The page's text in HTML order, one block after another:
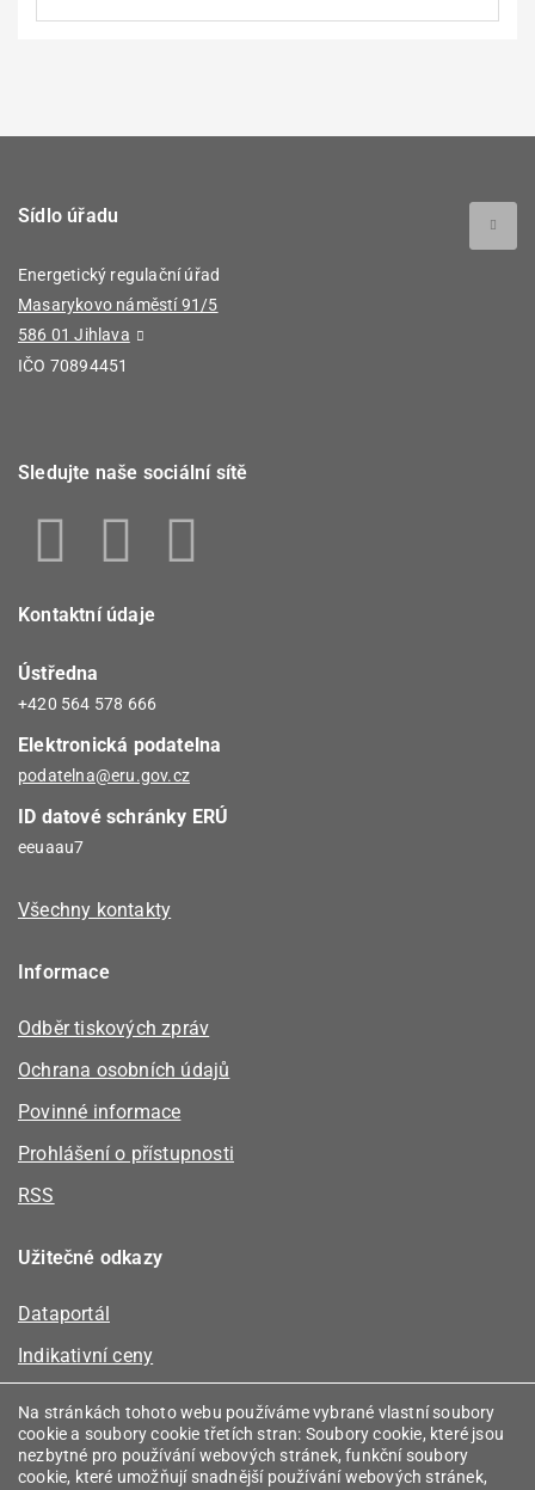
Sídlo úřadu
Energetický regulační úřad
Masarykovo náměstí 91/5
586 01 Jihlava
IČO 70894451
Sledujte naše sociální sítě
Kontaktní údaje
Ústředna
+420 564 578 666
Elektronická podatelna
podatelna@eru.gov.cz
ID datové schránky ERÚ
eeuaau7
Všechny kontakty
Informace
Odběr tiskových zpráv
Ochrana osobních údajů
Povinné informace
Prohlášení o přístupnosti
RSS
Užitečné odkazy
Dataportál
Indikativní ceny
Registr energetických společenství
Registr zprostředkovatelů
Na stránkách tohoto webu používáme vybrané vlastní soubory
cookie a soubory cookie třetích stran: Soubory cookie, které jsou
nezbytné pro používání webových stránek, funkční soubory
cookie, které umožňují snadnější používání webových stránek,